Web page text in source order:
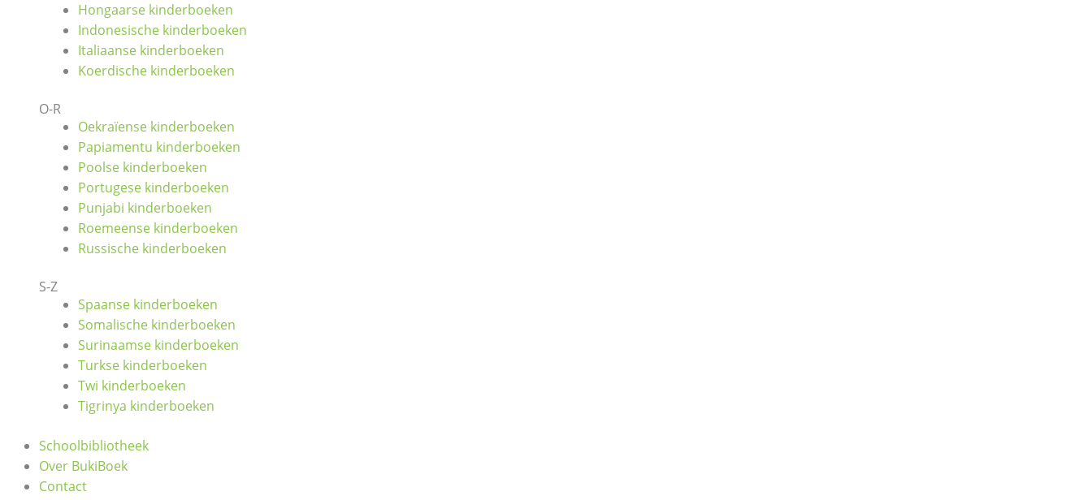
Hongaarse kinderboeken
Indonesische kinderboeken
Italiaanse kinderboeken
Koerdische kinderboeken
O-R
Oekraïense kinderboeken
Papiamentu kinderboeken
Poolse kinderboeken
Portugese kinderboeken
Punjabi kinderboeken
Roemeense kinderboeken
Russische kinderboeken
S-Z
Spaanse kinderboeken
Somalische kinderboeken
Surinaamse kinderboeken
Turkse kinderboeken
Twi kinderboeken
Tigrinya kinderboeken
Schoolbibliotheek
Over BukiBoek
Contact